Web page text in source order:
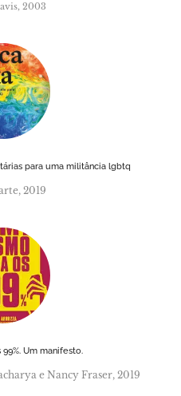
2003
para uma militância lgbtq
2019
Um manifesto.
e Nancy Fraser, 2019